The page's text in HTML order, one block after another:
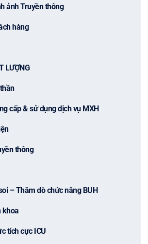
ảnh Truyền thông
hàng
LƯỢNG
cấp & sử dụng dịch vụ MXH
thông
– Thăm dò chức năng BUH
khoa
tích cực ICU